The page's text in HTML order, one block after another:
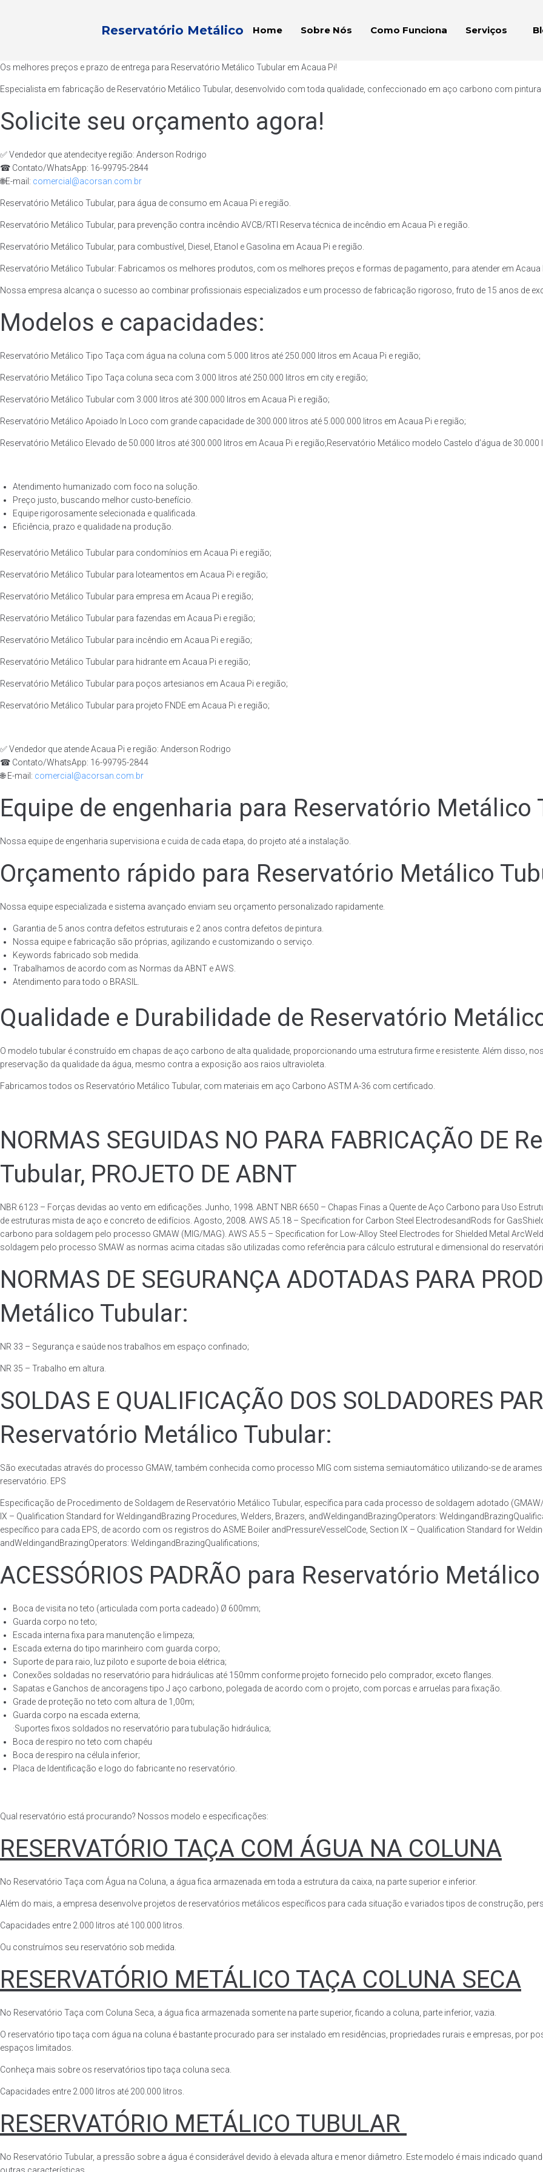
Reservatório Metálico Home Sobre Nós Como Funciona Serviços
Os melhores preços e prazo de entrega para Reservatório Metálico Tubular em Acaua Pi!
Especialista em fabricação de Reservatório Metálico Tubular, desenvolvido com toda qualidade, confeccionado em aço carbono com pintura
Solicite seu orçamento agora!
✅ Vendedor que atendecitye região: Anderson Rodrigo
☎ Contato/WhatsApp: 16-99795-2844
🌐E-mail: comercial@acorsan.com.br
Reservatório Metálico Tubular, para água de consumo em Acaua Pi e região.
Reservatório Metálico Tubular, para prevenção contra incêndio AVCB/RTI Reserva técnica de incêndio em Acaua Pi e região.
Reservatório Metálico Tubular, para combustível, Diesel, Etanol e Gasolina em Acaua Pi e região.
Reservatório Metálico Tubular: Fabricamos os melhores produtos, com os melhores preços e formas de pagamento, para atender em Acaua
Nossa empresa alcança o sucesso ao combinar profissionais especializados e um processo de fabricação rigoroso, fruto de 15 anos de
Modelos e capacidades:
Reservatório Metálico Tipo Taça com água na coluna com 5.000 litros até 250.000 litros em Acaua Pi e região;
Reservatório Metálico Tipo Taça coluna seca com 3.000 litros até 250.000 litros em city e região;
Reservatório Metálico Tubular com 3.000 litros até 300.000 litros em Acaua Pi e região;
Reservatório Metálico Apoiado In Loco com grande capacidade de 300.000 litros até 5.000.000 litros em Acaua Pi e região;
Reservatório Metálico Elevado de 50.000 litros até 300.000 litros em Acaua Pi e região;Reservatório Metálico modelo Castelo d’água de
Atendimento humanizado com foco na solução.
Preço justo, buscando melhor custo-benefício.
Equipe rigorosamente selecionada e qualificada.
Eficiência, prazo e qualidade na produção.
Reservatório Metálico Tubular para condomínios em Acaua Pi e região;
Reservatório Metálico Tubular para loteamentos em Acaua Pi e região;
Reservatório Metálico Tubular para empresa em Acaua Pi e região;
Reservatório Metálico Tubular para fazendas em Acaua Pi e região;
Reservatório Metálico Tubular para incêndio em Acaua Pi e região;
Reservatório Metálico Tubular para hidrante em Acaua Pi e região;
Reservatório Metálico Tubular para poços artesianos em Acaua Pi e região;
Reservatório Metálico Tubular para projeto FNDE em Acaua Pi e região;
✅ Vendedor que atende Acaua Pi e região: Anderson Rodrigo
☎ Contato/WhatsApp: 16-99795-2844
🌐 E-mail: comercial@acorsan.com.br
Equipe de engenharia para Reservatório Metálico
Nossa equipe de engenharia supervisiona e cuida de cada etapa, do projeto até a instalação.
Orçamento rápido para Reservatório Metálico
Nossa equipe especializada e sistema avançado enviam seu orçamento personalizado rapidamente.
Garantia de 5 anos contra defeitos estruturais e 2 anos contra defeitos de pintura.
Nossa equipe e fabricação são próprias, agilizando e customizando o serviço.
Keywords fabricado sob medida.
Trabalhamos de acordo com as Normas da ABNT e AWS.
Atendimento para todo o BRASIL.
Qualidade e Durabilidade de Reservatório
O modelo tubular é construído em chapas de aço carbono de alta qualidade, proporcionando uma estrutura firme e resistente. Além disso,
preservação da qualidade da água, mesmo contra a exposição aos raios ultravioleta.
Fabricamos todos os Reservatório Metálico Tubular, com materiais em aço Carbono ASTM A-36 com certificado.
NORMAS SEGUIDAS NO PARA FABRICAÇÃO DE
Tubular, PROJETO DE ABNT
NBR 6123 – Forças devidas ao vento em edificações. Junho, 1998. ABNT NBR 6650 – Chapas Finas a Quente de Aço Carbono para Uso
de estruturas mista de aço e concreto de edifícios. Agosto, 2008. AWS A5.18 – Specification for Carbon Steel ElectrodesandRods for
carbono para soldagem pelo processo GMAW (MIG/MAG). AWS A5.5 – Specification for Low-Alloy Steel Electrodes for Shielded Metal
soldagem pelo processo SMAW as normas acima citadas são utilizadas como referência para cálculo estrutural e dimensional do
NORMAS DE SEGURANÇA ADOTADAS PARA
Metálico Tubular:
NR 33 – Segurança e saúde nos trabalhos em espaço confinado;
NR 35 – Trabalho em altura.
SOLDAS E QUALIFICAÇÃO DOS SOLDADORES
Reservatório Metálico Tubular:
São executadas através do processo GMAW, também conhecida como processo MIG com sistema semiautomático utilizando-se de
reservatório. EPS
Especificação de Procedimento de Soldagem de Reservatório Metálico Tubular, específica para cada processo de soldagem adotado
IX – Qualification Standard for WeldingandBrazing Procedures, Welders, Brazers, andWeldingandBrazingOperators:
específico para cada EPS, de acordo com os registros do ASME Boiler andPressureVesselCode, Section IX – Qualification Standard for
andWeldingandBrazingOperators: WeldingandBrazingQualifications;
ACESSÓRIOS PADRÃO para Reservatório
Boca de visita no teto (articulada com porta cadeado) Ø 600mm;
Guarda corpo no teto;
Escada interna fixa para manutenção e limpeza;
Escada externa do tipo marinheiro com guarda corpo;
Suporte de para raio, luz piloto e suporte de boia elétrica;
Conexões soldadas no reservatório para hidráulicas até 150mm conforme projeto fornecido pelo comprador, exceto flanges.
Sapatas e Ganchos de ancoragens tipo J aço carbono, polegada de acordo com o projeto, com porcas e arruelas para fixação.
Grade de proteção no teto com altura de 1,00m;
Guarda corpo na escada externa;
·Suportes fixos soldados no reservatório para tubulação hidráulica;
Boca de respiro no teto com chapéu
Boca de respiro na célula inferior;
Placa de Identificação e logo do fabricante no reservatório.
Qual reservatório está procurando? Nossos modelo e especificações:
RESERVATÓRIO TAÇA COM ÁGUA NA COLUNA
No Reservatório Taça com Água na Coluna, a água fica armazenada em toda a estrutura da caixa, na parte superior e inferior.
Além do mais, a empresa desenvolve projetos de reservatórios metálicos específicos para cada situação e variados tipos de construção,
Capacidades entre 2.000 litros até 100.000 litros.
Ou construímos seu reservatório sob medida.
RESERVATÓRIO METÁLICO TAÇA COLUNA SECA
No Reservatório Taça com Coluna Seca, a água fica armazenada somente na parte superior, ficando a coluna, parte inferior, vazia.
O reservatório tipo taça com água na coluna é bastante procurado para ser instalado em residências, propriedades rurais e empresas, por
espaços limitados.
Conheça mais sobre os reservatórios tipo taça coluna seca.
Capacidades entre 2.000 litros até 200.000 litros.
RESERVATÓRIO METÁLICO TUBULAR
No Reservatório Tubular, a pressão sobre a água é considerável devido à elevada altura e menor diâmetro. Este modelo é mais indicado